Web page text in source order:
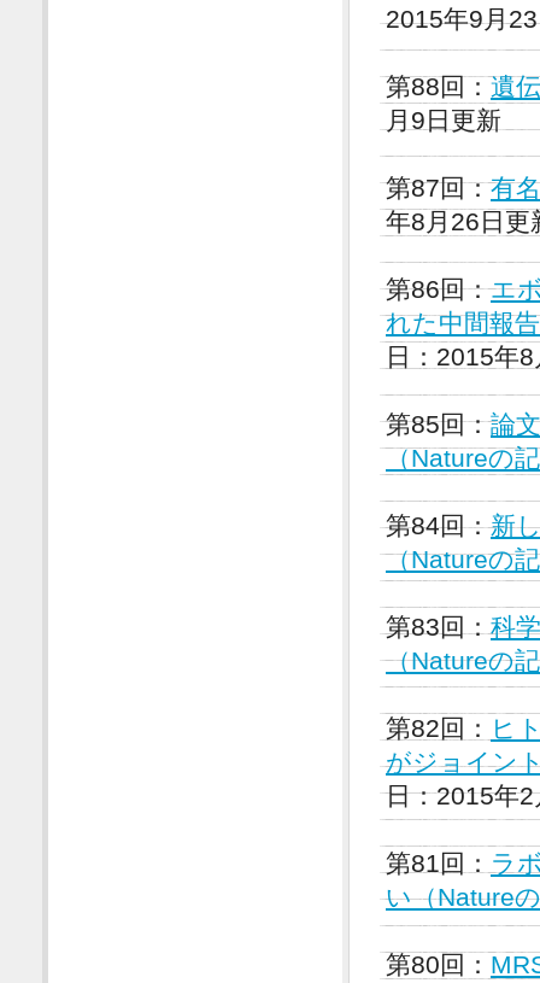
2015年9月
第88回：遺
月9日更新
第87回：有
年8月26日更
第86回：エ
れた中間報
日：2015年
第85回：論
（Natureの
第84回：新
（Natureの
第83回：科
（Natureの
第82回： ヒ
がジョイン
日：2015年
第81回： ラ
い（Nature
第80回：